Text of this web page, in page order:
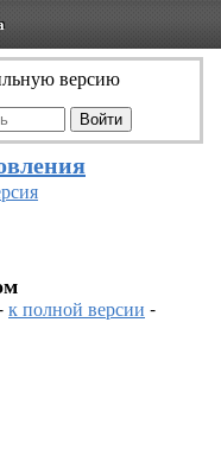
версию
к полной версии -